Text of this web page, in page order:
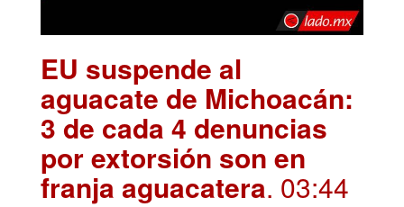
EU suspende al
aguacate de Michoacán:
3 de cada 4 denuncias
por extorsión son en
franja aguacatera. 03:44